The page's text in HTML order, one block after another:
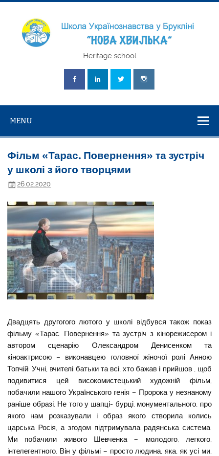
Skip
"Нова
Heritage school
MENU
Фільм «Тарас. Повернення» та зустріч
у школі з його творцями
26.02.2020
Двадцять другогого лютого у школі відбувся також показ
фільму «Тарас. Повернення» та зустріч з кінорежисером і
автором сценарію Олександром Денисенком та
кіноактрисою – виконавцею головної жіночої ролі Анною
Топчій. Учні, вчителі батьки та всі, хто бажав і прийшов , щоб
подивитися цей високомистецький художній фільм,
побачили нашого Українського генія – Пророка у незнаному
раніше образі. Не того у шапці- бурці, монументального, про
якого нам розказували і образ якого створила колись
царська Росія, а згодом підтримувала радянська система.
Ми побачили живого Шевченка – молодого, легкого,
інтелегентного. Він у фільмі – просто людина, яка, як усі ми,